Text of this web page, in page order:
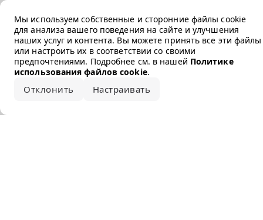
Мы используем собственные и сторонние файлы cookie
для анализа вашего поведения на сайте и улучшения
наших услуг и контента. Вы можете принять все эти файлы
или настроить их в соответствии со своими
предпочтениями. Подробнее см. в нашей Политике
использования файлов cookie.
Отклонить Настраивать
Error loading the brand